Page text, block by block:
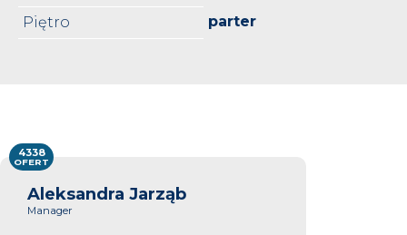
Piętro
parter
Aleksandra Jarząb
Manager
4338
OFERT